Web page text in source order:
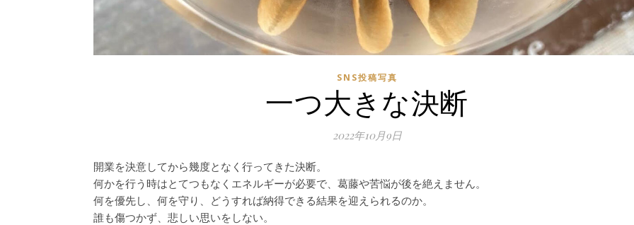
SNS投稿写真
一つ大きな決断
2022年10月9日
開業を決意してから幾度となく行ってきた決断。
何かを行う時はとてつもなくエネルギーが必要で、葛藤や苦悩が後を絶えません。
何を優先し、何を守り、どうすれば納得できる結果を迎えられるのか。
誰も傷つかず、悲しい思いをしない。